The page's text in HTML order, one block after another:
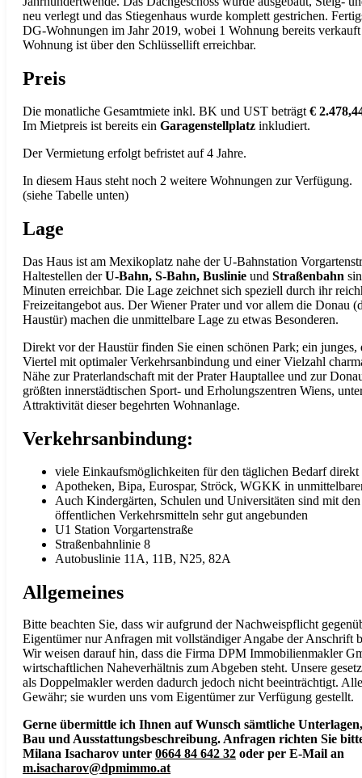
neu verlegt und das Stiegenhaus wurde komplett gestrichen.
DG-Wohnungen im Jahr 2019, wobei 1 Wohnung bereits
Wohnung ist über den Schlüssellift erreichbar.
Preis
Die monatliche Gesamtmiete inkl. BK und UST beträgt €
Im Mietpreis ist bereits ein Garagenstellplatz inkludiert.
Der Vermietung erfolgt befristet auf 4 Jahre.
In diesem Haus steht noch 2 weitere Wohnungen zur Verfügung.
(siehe Tabelle unten)
Lage
Das Haus ist am Mexikoplatz nahe der U-Bahnstation
Haltestellen derU-Bahn, S-Bahn, Buslinie und Straßenbahn
Minuten erreichbar. Die Lage zeichnet sich speziell durch ihr
Freizeitangebot aus. Der Wiener Prater und vor allem die Donau
Haustür) machen die unmittelbare Lage zu etwas Besonderen.
Direkt vor der Haustür finden Sie einen schönen Park; ein junges,
Viertel mit optimaler Verkehrsanbindung und einer Vielzahl
Nähe zur Praterlandschaft mit der Prater Hauptallee und zur
größten innerstädtischen Sport- und Erholungszentren Wiens,
Attraktivität dieser begehrten Wohnanlage.
Verkehrsanbindung:
viele Einkaufsmöglichkeiten für den täglichen Bedarf
Apotheken, Bipa, Eurospar, Ströck, WGKK in
Auch Kindergärten, Schulen und Universitäten sind mit den
öffentlichen Verkehrsmitteln sehr gut angebunden
U1 Station Vorgartenstraße
Straßenbahnlinie 8
Autobuslinie 11A, 11B, N25, 82A
Allgemeines
Bitte beachten Sie, dass wir aufgrund der Nachweispflicht
Eigentümer nur Anfragen mit vollständiger Angabe der Anschrift
Wir weisen darauf hin, dass die Firma DPM Immobilienmakler
wirtschaftlichen Naheverhältnis zum Abgeben steht. Unsere
als Doppelmakler werden dadurch jedoch nicht beeinträchtigt.
Gewähr; sie wurden uns vom Eigentümer zur Verfügung gestellt.
Gerne übermittle ich Ihnen auf Wunsch sämtliche
Bau und Ausstattungsbeschreibung. Anfragen richten Sie
Milana Isacharov unter 0664 84 642 32 oder per E-Mail an
m.isacharov@dpmimmo.at